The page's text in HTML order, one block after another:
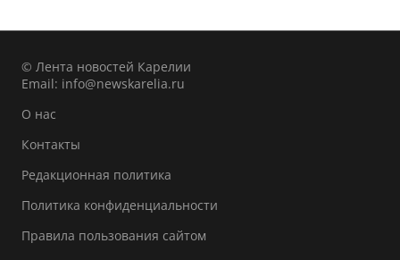
© Лента новостей Карелии
Email: info@newskarelia.ru
О нас
Контакты
Редакционная политика
Политика конфиденциальности
Правила пользования сайтом